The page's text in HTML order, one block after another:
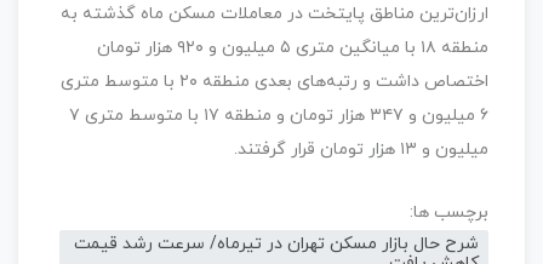
ارزان‌ترین مناطق پایتخت در معاملات مسکن ماه گذشته به
منطقه ۱۸ با میانگین متری ۵ میلیون و ۹۲۰ هزار تومان
اختصاص داشت و رتبه‌های بعدی منطقه ۲۰ با متوسط متری
۶ میلیون و ۳۴۷ هزار تومان و منطقه ۱۷ با متوسط متری ۷
میلیون و ۱۳ هزار تومان قرار گرفتند.
برچسب ها:
شرح حال بازار مسکن تهران در تیرماه/ سرعت رشد قیمت